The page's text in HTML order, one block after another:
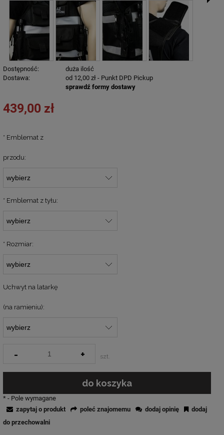
Dostępność:
duża ilość
Dostawa:
od 12,00 zł - Punkt DPD Pickup
sprawdź formy dostawy
439,00 zł
* Emblemat z
przodu:
* Emblemat z tyłu:
* Rozmiar:
Uchwyt na latarkę
(na ramieniu):
- + szt.
do koszyka
* - Pole wymagane
zapytaj o produkt
poleć znajomemu dodaj opinię
dodaj
do przechowalni